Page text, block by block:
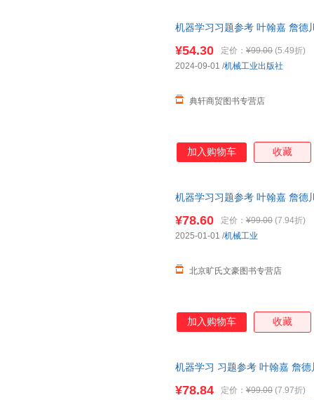
机器学习习题参考 叶翰嘉 詹德
¥54.30 定价： ¥99.00 (5.49折)
典轩商贸图书专营店
2024-09-01 /机械工业出版社
加入购物车 收藏
机器学习习题参考 叶翰嘉 詹德
¥78.60 定价： ¥99.00 (7.94折)
北京旷氏文豪图书专营店
2025-01-01 /机械工业
加入购物车 收藏
机器学习 习题参考 叶翰嘉 詹
¥78.84 定价： ¥99.00 (7.97折)